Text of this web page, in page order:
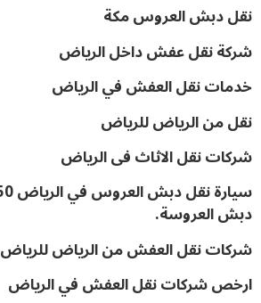
نقل دبش العروس مكة
شركة نقل عفش داخل الرياض
خدمات نقل العفش في الرياض
نقل من الرياض للرياض
شركات نقل الاثاث فى الرياض
دبش العروسة.
شركات نقل العفش من الرياض للرياض
ارخص شركات نقل العفش في الرياض